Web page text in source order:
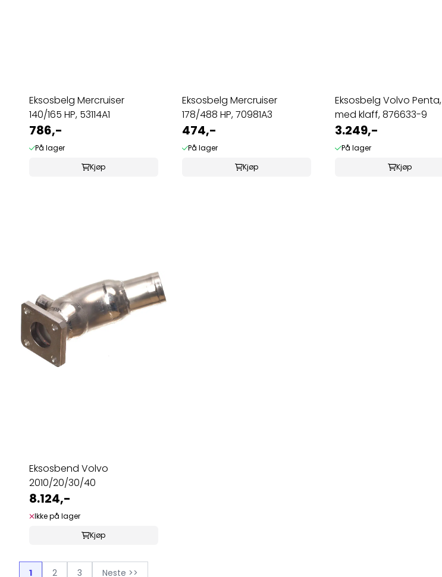
Eksosbelg Mercruiser
140/165 HP, 53114A1
786,-
På lager
Kjøp
Eksosbelg Mercruiser
178/488 HP, 70981A3
474,-
På lager
Kjøp
Eksosbelg Volvo Penta,
med klaff, 876633-9
3.249,-
På lager
Kjøp
Eksosbend Volvo
2010/20/30/40
8.124,-
Ikke på lager
Kjøp
1 2 3 Neste >>